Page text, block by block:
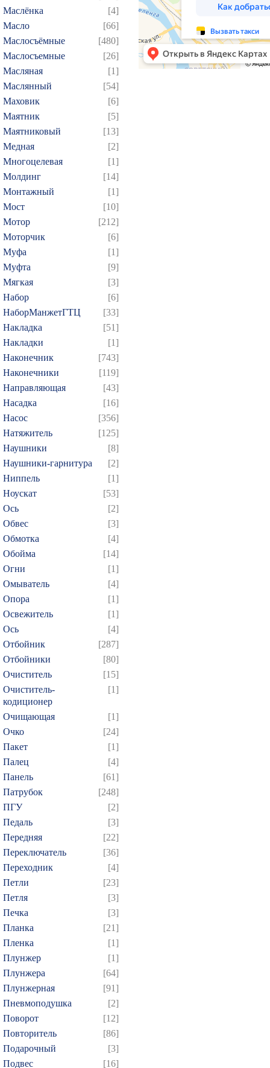
Маслёнка
[4]
Масло
[66]
Маслосъёмные
[480]
Маслосъемные
[26]
Масляная
[1]
Маслянный
[54]
Маховик
[6]
Маятник
[5]
Маятниковый
[13]
Медная
[2]
Многоцелевая
[1]
Молдинг
[14]
Монтажный
[1]
Мост
[10]
Мотор
[212]
Моторчик
[6]
Муфа
[1]
Муфта
[9]
Мягкая
[3]
Набор
[6]
НаборМанжетГТЦ
[33]
Накладка
[51]
Накладки
[1]
Наконечник
[743]
Наконечники
[119]
Направляющая
[43]
Насадка
[16]
Насос
[356]
Натяжитель
[125]
Наушники
[8]
Наушники-гарнитура
[2]
Ниппель
[1]
Ноускат
[53]
Оcь
[2]
Обвес
[3]
Обмотка
[4]
Обойма
[14]
Огни
[1]
Омыватель
[4]
Опора
[1]
Освежитель
[1]
Ось
[4]
Отбойник
[287]
Отбойники
[80]
Очиститель
[15]
Очиститель-
кодиционер
[1]
Очищающая
[1]
Очко
[24]
Пакет
[1]
Палец
[4]
Панель
[61]
Патрубок
[248]
ПГУ
[2]
Педаль
[3]
Передняя
[22]
Переключатель
[36]
Переходник
[4]
Петли
[23]
Петля
[3]
Печка
[3]
Планка
[21]
Пленка
[1]
Плунжер
[1]
Плунжера
[64]
Плунжерная
[91]
Пневмоподушка
[2]
Поворот
[12]
Повторитель
[86]
Подарочный
[3]
Подвес
[16]